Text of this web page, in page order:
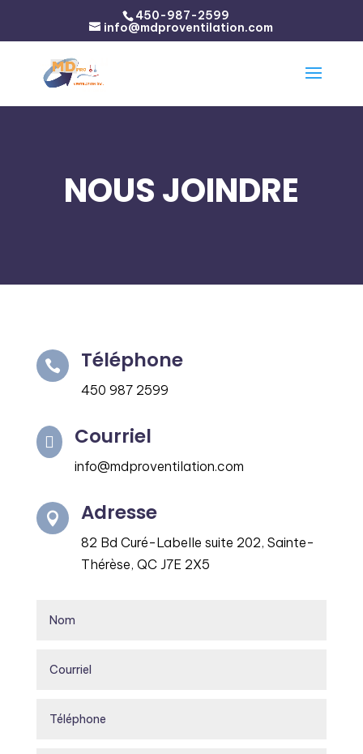
450-987-2599
info@mdproventilation.com
NOUS JOINDRE
 Téléphone
450 987 2599
 Courriel
info@mdproventilation.com
 Adresse
82 Bd Curé-Labelle suite 202, Sainte-
Thérèse, QC J7E 2X5